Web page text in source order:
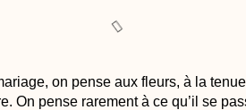
, on pense aux fleurs, à la
On pense rarement à ce qu’il se